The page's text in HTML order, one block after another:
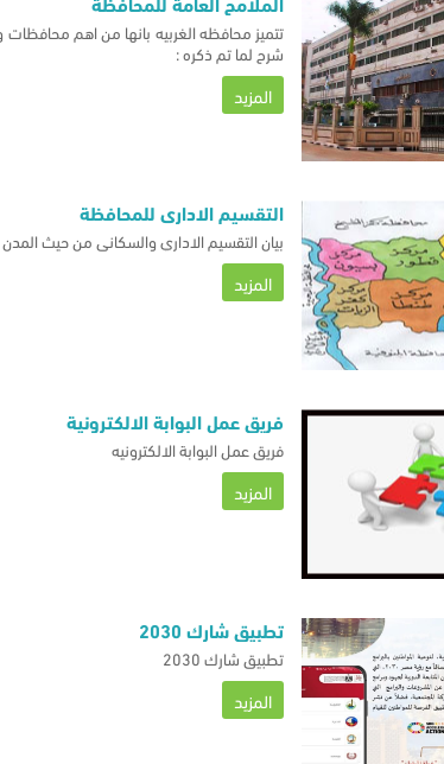
تتميز محافظه الغربيه بانها من اهم
شرح لما تم ذكره :
المزيد
التقسيم الاداري للمحافظة
بيان التقسيم الاداري والسكاني من حيث
المزيد
فريق عمل البوابة الالكترونية
فريق عمل البوابة الالكترونيه
المزيد
تطبيق شارك 2030
تطبيق شارك 2030
المزيد